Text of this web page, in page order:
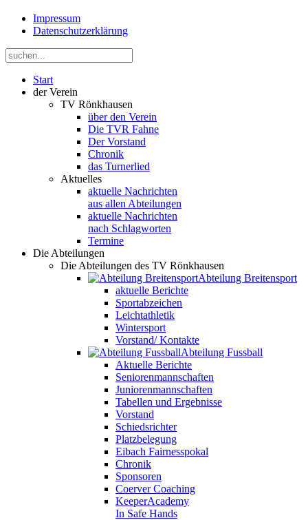
Impressum
Datenschutzerklärung
Start
der Verein
TV Rönkhausen
über den Verein
Die TVR Fahne
Der Vorstand
Chronik
das Turnerlied
Aktuelles
aktuelle Nachrichten
aus allen Abteilungen
aktuelle Nachrichten
nach Schlagworten
Termine
Die Abteilungen
Die Abteilungen des TV Rönkhausen
Abteilung Breitensport
aktuelle Berichte
Sportabzeichen
Leichtathletik
Wintersport
Vorstand/ Kontakte
Abteilung Fussball
Aktuelle Berichte
Seniorenmannschaften
Juniorenmannschaften
Tabellen und Ergebnisse
Vorstand
Schiedsrichter
Platzbelegung
Eibach Fairnesspokal
Chronik
Sponsoren
Coerver Coaching
KeeperAcademy
In Safe Hands